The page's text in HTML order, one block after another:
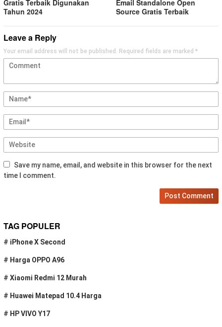
Gratis Terbaik Digunakan
Tahun 2024
Email Standalone Open
Source Gratis Terbaik
Leave a Reply
Your email address will not be published. Required fields are marked *
Save my name, email, and website in this browser for the next
time I comment.
TAG POPULER
# iPhone X Second
# Harga OPPO A96
# Xiaomi Redmi 12 Murah
# Huawei Matepad 10.4 Harga
# HP VIVO Y17